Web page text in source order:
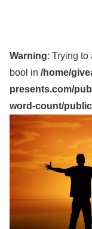
Warning: Trying to
bool in /home/
presents.com/
word-count/